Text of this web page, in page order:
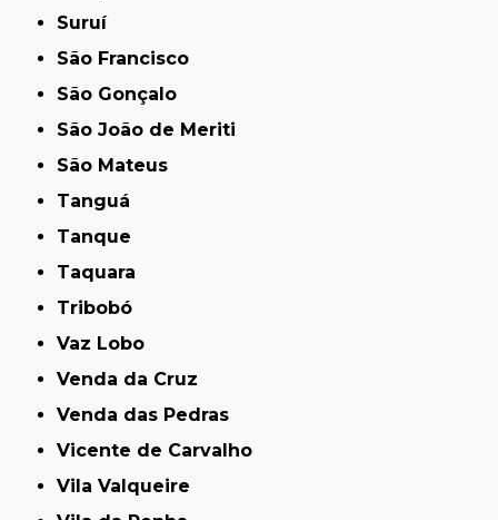
Suruí
São Francisco
São Gonçalo
São João de Meriti
São Mateus
Tanguá
Tanque
Taquara
Tribobó
Vaz Lobo
Venda da Cruz
Venda das Pedras
Vicente de Carvalho
Vila Valqueire